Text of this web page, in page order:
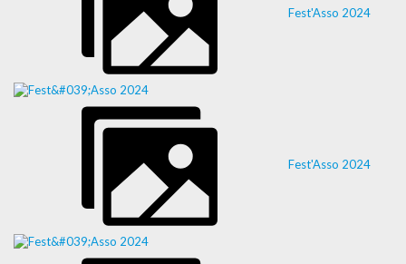
Fest'Asso 2024
Fest'Asso 2024